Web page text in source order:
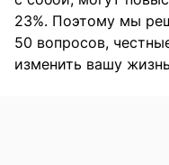
23%. Поэтому мы
50 вопросов,
изменить вашу